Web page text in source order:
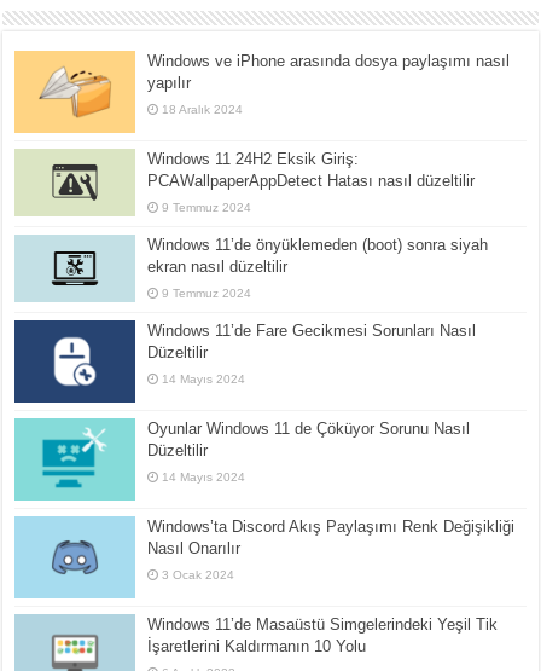
Windows ve iPhone arasında dosya paylaşımı nasıl
yapılır
18 Aralık 2024
Windows 11 24H2 Eksik Giriş:
PCAWallpaperAppDetect Hatası nasıl düzeltilir
9 Temmuz 2024
Windows 11’de önyüklemeden (boot) sonra siyah
ekran nasıl düzeltilir
9 Temmuz 2024
Windows 11’de Fare Gecikmesi Sorunları Nasıl
Düzeltilir
14 Mayıs 2024
Oyunlar Windows 11 de Çöküyor Sorunu Nasıl
Düzeltilir
14 Mayıs 2024
Windows’ta Discord Akış Paylaşımı Renk Değişikliği
Nasıl Onarılır
3 Ocak 2024
Windows 11’de Masaüstü Simgelerindeki Yeşil Tik
İşaretlerini Kaldırmanın 10 Yolu